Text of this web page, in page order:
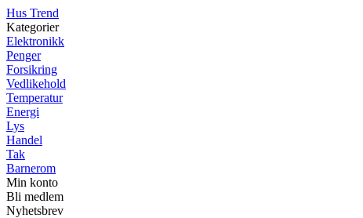
Hus Trend
Kategorier
Elektronikk
Penger
Forsikring
Vedlikehold
Temperatur
Energi
Lys
Handel
Tak
Barnerom
Min konto
Bli medlem
Nyhetsbrev